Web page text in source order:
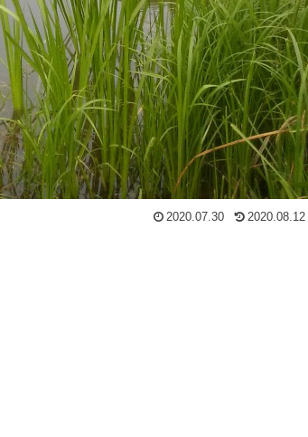
2020.07.30 2020.08.12